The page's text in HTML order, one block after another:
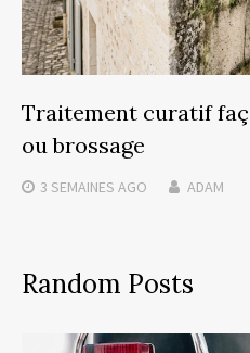
Traitement curatif
ou brossage
3 SEMAINES AGO ADAM
Random Posts